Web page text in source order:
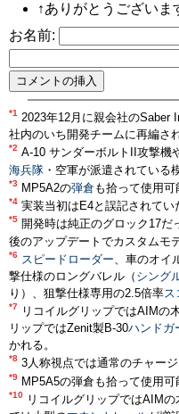
↑ありがとうございま
お名前:
*1 2023年12月に親会社のSaber
社内のいち開発チームに再編さ
*2 A-10 サンダーボルトII攻撃機
海兵隊 ・空軍が派遣されている
*3 MP5A2の弾倉も拾って使用可
*4 実装当初はE4と誤記されてい
*5 開発時は純正のグロック17だ
後のアップデートでカスタムモ
*6 スピードローダー 、車のオ
撃仕様のロングバレル（ シング
り）、狙撃仕様専用の2.5倍率ス
*7 リコイルグリップではAIMの
リップではZenit製B-30ハンドガ
かれる。
*8 3人称視点では通常のチャー
*9 MP5A5の弾倉も拾って使用可
*10
リコイルグリップではAIM